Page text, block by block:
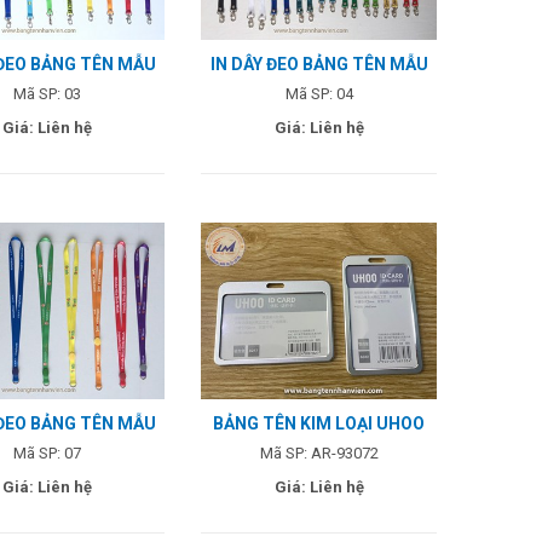
BẢNG TÊN MẪU
03
Mã SP: 03
Giá: Liên hệ
IN DÂY ĐEO BẢNG TÊN MẪU
04
Mã SP: 04
Giá: Liên hệ
BẢNG TÊN MẪU
07
Mã SP: 07
Giá: Liên hệ
BẢNG TÊN KIM LOẠI UHOO
Mã SP: AR-93072
Giá: Liên hệ